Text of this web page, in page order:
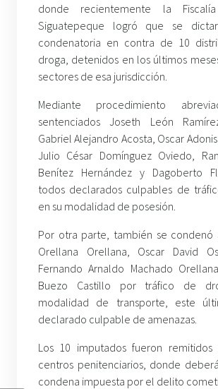
donde recientemente la
Siguatepeque logró que se
condenatoria en contra de 10
droga, detenidos en los últimos
sectores de esa jurisdicción.
Mediante procedimiento
sentenciados Joseth León
Gabriel Alejandro Acosta, Oscar Adonis
Julio César Domínguez Oviedo,
Benítez Hernández y Dagoberto
todos declarados culpables de
en su modalidad de posesión.
Por otra parte, también se condenó
Orellana Orellana, Oscar David
Fernando Arnaldo Machado
Buezo Castillo por tráfico de
modalidad de transporte, este
declarado culpable de amenazas.
Los 10 imputados fueron remitidos
centros penitenciarios, donde
condena impuesta por el delito